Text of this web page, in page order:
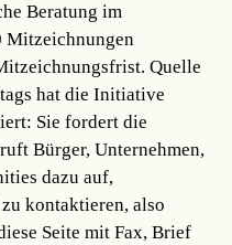
Beratung im
Mitzeichnungen
Quelle
hat die Initiative
Sie fordert die
Bürger, Unternehmen,
dazu auf,
kontaktieren, also
Seite mit Fax, Brief